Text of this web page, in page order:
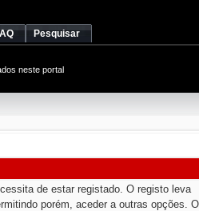
Pesquisar
neste portal
de estar registado. O registo leva
porém, aceder a outras opções. O